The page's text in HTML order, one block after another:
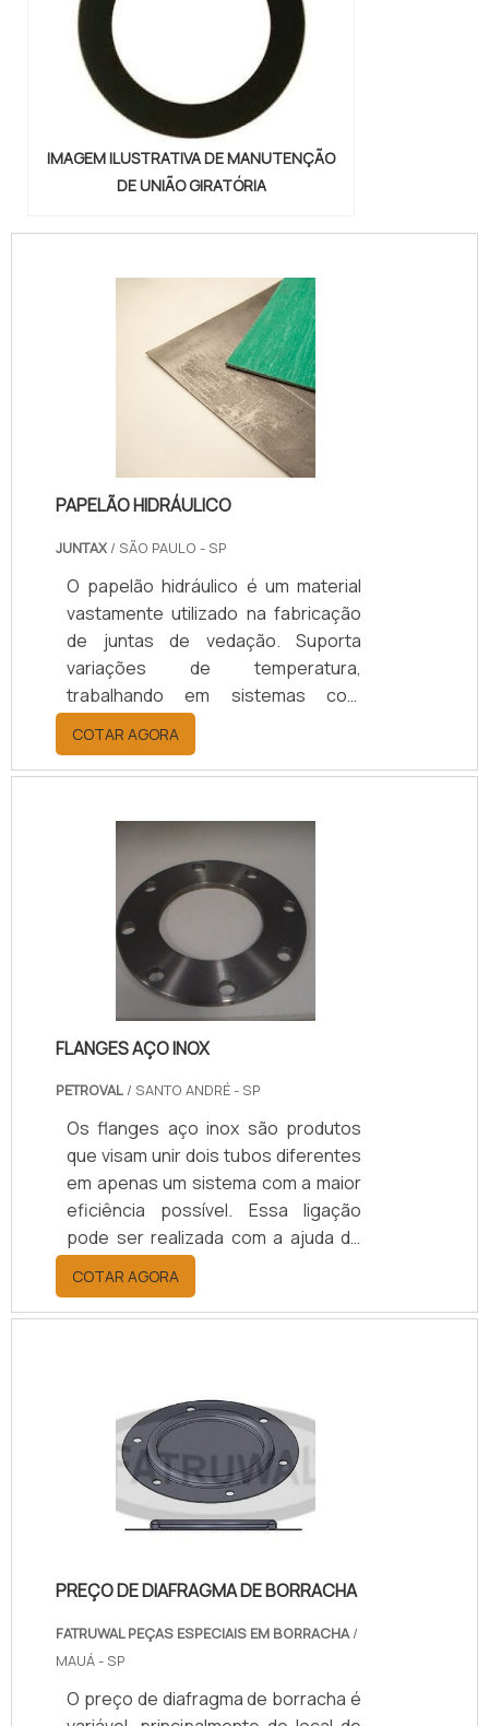
IMAGEM ILUSTRATIVA DE MANUTENÇÃO
DE UNIÃO GIRATÓRIA
PAPELÃO HIDRÁULICO
JUNTAX / SÃO PAULO - SP
O papelão hidráulico é um material
vastamente utilizado na fabricação
de juntas de vedação. Suporta
variações de temperatura,
trabalhando em sistemas com
temperaturas negativas e positivas.
Cada tipo de papelão resiste até
certa temperatura e a uma
saber tais características do
sistema em questão para comprar a
junta adequada à sua máquina.
Qualificações de contar com o
produtoO material evita o escape de
diversos tipos de líquidos – seja
neutro, como a ág.
COTAR AGORA
FLANGES AÇO INOX
PETROVAL / SANTO ANDRÉ - SP
Os flanges aço inox são produtos
que visam unir dois tubos diferentes
em apenas um sistema com a maior
eficiência possível. Essa ligação
pode ser realizada com a ajuda de
parafusos que são responsáveis
por manter a junção de forma firme
e segura.O material que é utilizado
seja, não sofre com a corrosão e
também se destaca por oferecer
uma ótima resistência a
temperaturas, choques mecânicos
e contato com elementos químicos.
O materi.
COTAR AGORA
PREÇO DE DIAFRAGMA DE BORRACHA
FATRUWAL PEÇAS ESPECIAIS EM BORRACHA/
MAUÁ - SP
O preço de diafragma de borracha é